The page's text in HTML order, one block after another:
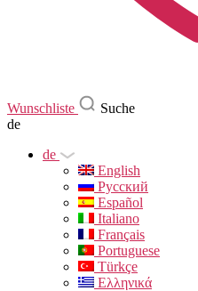
Wunschliste
Suche
de
de
English
Русский
Español
Italiano
Français
Portuguese
Türkçe
Ελληνικά